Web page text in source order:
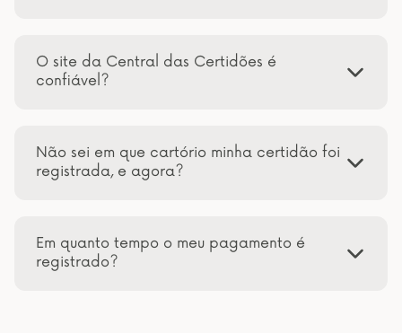
O site da Central das Certidões é
confiável?
Não sei em que cartório minha certidão foi
registrada, e agora?
Em quanto tempo o meu pagamento é
registrado?